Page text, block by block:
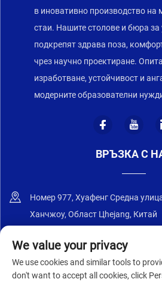
в иновативно производство на
стаи. Нашите столове и бюра за
подкрепят здрава поза,
чрез научно проектиране.
изработване, устойчивост и
модерните образователни
ВРЪЗКА С
Номер 977, Хуафенг Средна
Ханчжоу, Област Цhejang, Китай
+86-
[email
We value your privacy
We use cookies and similar tools to
don't want to accept all cookies, click